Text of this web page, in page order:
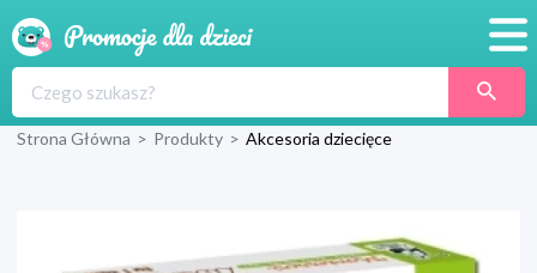
Produkty
Blog
Strona Główna > Produkty > Akcesoria dziecięce